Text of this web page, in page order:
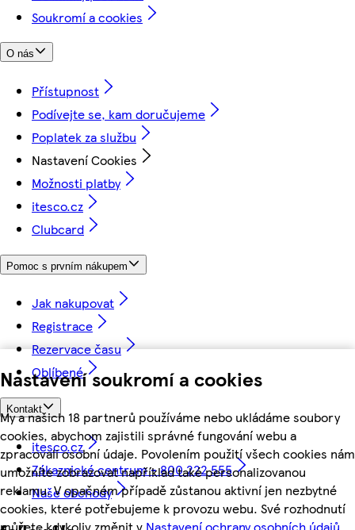
Nastavení soukromí a cookies
My a našich 18 partnerů používáme nebo ukládáme soubory
cookies, abychom zajistili správné fungování webu a
zpracovali osobní údaje. Povolením použití všech cookies nám
umožníte zobrazovat například také personalizovanou
reklamu. V opačném případě zůstanou aktivní jen nezbytné
cookies, které potřebujeme k provozu webu. Své rozhodnutí
můžete kdykoliv změnit v Nastavení ochrany osobních údajů
Soukromí a cookies
O nás
Přístupnost
Podívejte se, kam doručujeme
Poplatek za službu
Nastavení Cookies
Možnosti platby
itesco.cz
Clubcard
Pomoc s prvním nákupem
Jak nakupovat
Registrace
Rezervace času
Oblíbené
Kontakt
itesco.cz
Zákaznické centrum - 800 222 555
Naše obchody